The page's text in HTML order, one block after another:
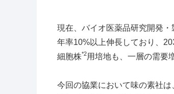
現在、バイオ医薬品研究開発
年率10%以上伸長しており、
細胞株*2用培地も、一層の需要
今回の協業において味の素社は